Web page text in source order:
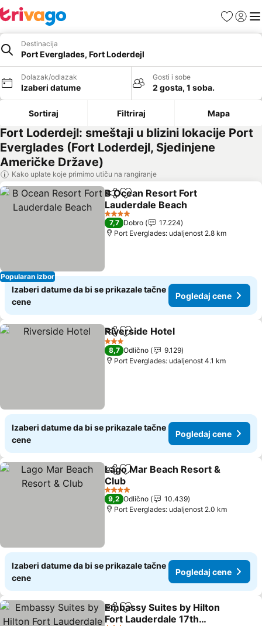
FavoritiPrijavi
Destinacija
Port Everglades, Fort Loderdejl
Dolazak/odlazak
Izaberi datume
Gosti i sobe
2 gosta, 1 soba.
Sortiraj Filtriraj Mapa
Fort Loderdejl: smeštaji u blizini lokacije Port
Everglades (Fort Loderdejl, Sjedinjene
Američke Države)
Kako uplate koje primimo utiču na rangiranje
Popularan izbor
Deli Dodati u favorite
B Ocean Resort Fort
Lauderdale Beach
4 Zvezdice
7,7 Dobro
17.224
Port Everglades: udaljenost 2.8 km
Izaberi datume da bi se prikazale tačne
cene
Pogledaj cene
Deli Dodati u favorite
Riverside Hotel
3 Zvezdice
8,7 Odlično
9.129
Port Everglades: udaljenost 4.1 km
Izaberi datume da bi se prikazale tačne
cene
Pogledaj cene
Deli Dodati u favorite
Lago Mar Beach Resort &
Club
4 Zvezdice
9,2 Odlično
10.439
Port Everglades: udaljenost 2.0 km
Izaberi datume da bi se prikazale tačne
cene
Pogledaj cene
Deli Dodati u favorite
Embassy Suites by Hilton
Fort Lauderdale 17th